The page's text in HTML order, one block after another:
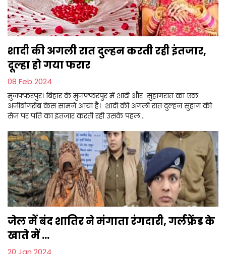
शादी की अगली रात दुल्हन करती रही इंतजार,
दूल्हा हो गया फरार
08 Feb 2024
मुजफ्फरपुर। बिहार के मुजफ्फरपुर में शादी और सुहागरात का एक
अजीबोगरीब केस सामने आया है। शादी की अगली रात दुल्हन सुहाग की
सेज पर पति का इंतजार करती रही उसके पहल...
जेल में बंद शातिर ने मंगाता रंगदारी, गर्लफ्रेंड के
खाते में ...
20 Jan 2024